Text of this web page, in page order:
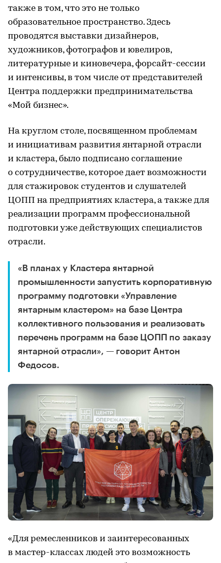
также в том, что это не только
образовательное пространство. Здесь
проводятся выставки дизайнеров,
художников, фотографов и ювелиров,
литературные и киновечера, форсайт-сессии
и интенсивы, в том числе от представителей
Центра поддержки предпринимательства
«Мой бизнес».
На круглом столе, посвященном проблемам
и инициативам развития янтарной отрасли
и кластера, было подписано соглашение
о сотрудничестве, которое дает возможности
для стажировок студентов и слушателей
ЦОПП на предприятиях кластера, а также для
реализации программ профессиональной
подготовки уже действующих специалистов
отрасли.
«В планах у Кластера янтарной
промышленности запустить корпоративную
программу подготовки «Управление
янтарным кластером» на базе Центра
коллективного пользования и реализовать
перечень программ на базе ЦОПП по заказу
янтарной отрасли», — говорит Антон
Федосов.
«Для ремесленников и заинтересованных
в мастер-классах людей это возможность